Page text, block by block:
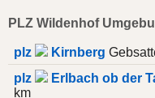
PLZ Wildenhof
plz Kirnberg
plz
Erlbach ob der
km